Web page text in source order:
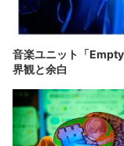
音楽ユニット「
界観と余白